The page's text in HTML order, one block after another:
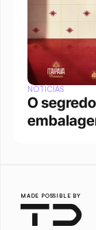
NOTÍCIAS
O
MADE POSSIBLE BY